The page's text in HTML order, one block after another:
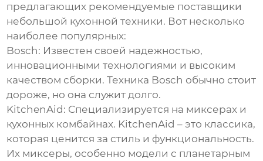
предлагающих рекомендуемые поставщики
небольшой кухонной техники. Вот несколько
наиболее популярных:
Bosch: Известен своей надежностью,
инновационными технологиями и высоким
качеством сборки. Техника Bosch обычно стоит
дороже, но она служит долго.
KitchenAid: Специализируется на миксерах и
кухонных комбайнах. KitchenAid – это классика,
которая ценится за стиль и функциональность.
Их миксеры, особенно модели с планетарным